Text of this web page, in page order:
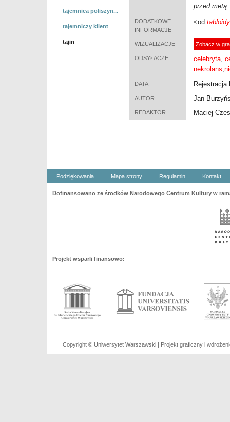
tajemnica poliszyn...
tajemniczy klient
tajin
przed
DODATKOWE
INFORMACJE
<od
WIZUALIZACJE Zobacz w
ODSYŁACZE celebryta,
nekrolans,
DATA Rejestracja
AUTOR Jan
REDAKTOR Maciej
Podziękowania Mapa strony Regulamin Kontakt
Dofinansowano ze środków Narodowego Centrum Kultury w
Projekt wsparli finansowo:
Copyright © Uniwersytet Warszawski | Projekt graficzny i